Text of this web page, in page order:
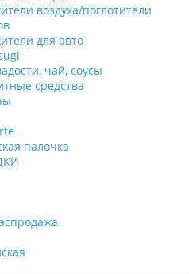
воздуха/поглотители
для авто
чай, соусы
средства
палочка